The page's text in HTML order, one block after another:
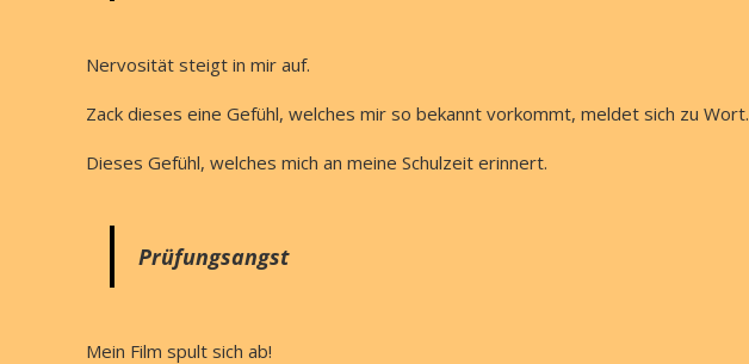
Nervosität steigt in mir auf.
Zack dieses eine Gefühl, welches mir so bekannt vorkommt, meldet sich zu Wort.
Dieses Gefühl, welches mich an meine Schulzeit erinnert.
Prüfungsangst
Mein Film spult sich ab!